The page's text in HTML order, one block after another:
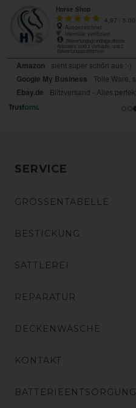
SERVICE
GRÖSSENTABELLE
BESTICKUNG
SATTLEREI
REPARATUR
DECKENWÄSCHE
KONTAKT
BATTERIEENTSORGUNG